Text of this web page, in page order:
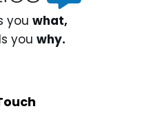
you what,
you why.